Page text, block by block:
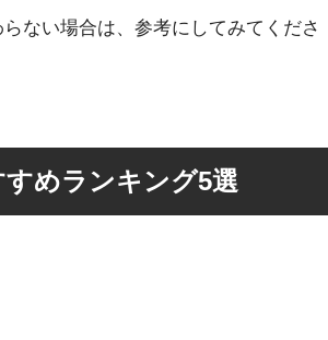
ない場合は、参考にしてみてくださ
めランキング5選